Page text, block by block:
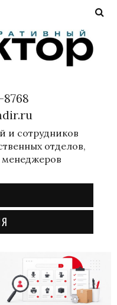
8768
и сотрудников
отделов,
менеджеров